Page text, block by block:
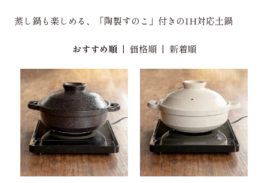
蒸し鍋も楽しめる、「陶製すのこ」付きのIH対応土鍋
おすすめ順| 価格順| 新着順